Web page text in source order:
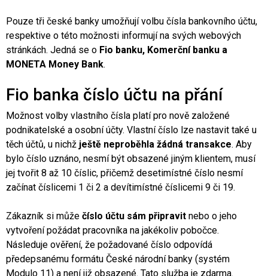
Pouze tři české banky umožňují volbu čísla bankovního účtu,
respektive o této možnosti informují na svých webových
stránkách. Jedná se o Fio banku, Komerční banku a
MONETA Money Bank.
Fio banka číslo účtu na přání
Možnost volby vlastního čísla platí pro nově založené
podnikatelské a osobní účty. Vlastní číslo lze nastavit také u
těch účtů, u nichž ještě neproběhla žádná transakce. Aby
bylo číslo uznáno, nesmí být obsazené jiným klientem, musí
jej tvořit 8 až 10 číslic, přičemž desetimístné číslo nesmí
začínat číslicemi 1 či 2 a devítimístné číslicemi 9 či 19.
Zákazník si může číslo účtu sám připravit nebo o jeho
vytvoření požádat pracovníka na jakékoliv pobočce.
Následuje ověření, že požadované číslo odpovídá
předepsanému formátu České národní banky (systém
Modulo 11) a není již obsazené. Tato služba je zdarma.